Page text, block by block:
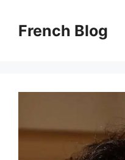
contentFrench Blog